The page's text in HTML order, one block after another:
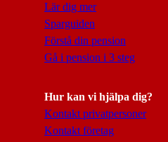
Lär dig mer
Sparguiden
Förstå din pension
Gå i pension i 3 steg
Hur kan vi hjälpa dig?
Kontakt privatpersoner
Kontakt företag